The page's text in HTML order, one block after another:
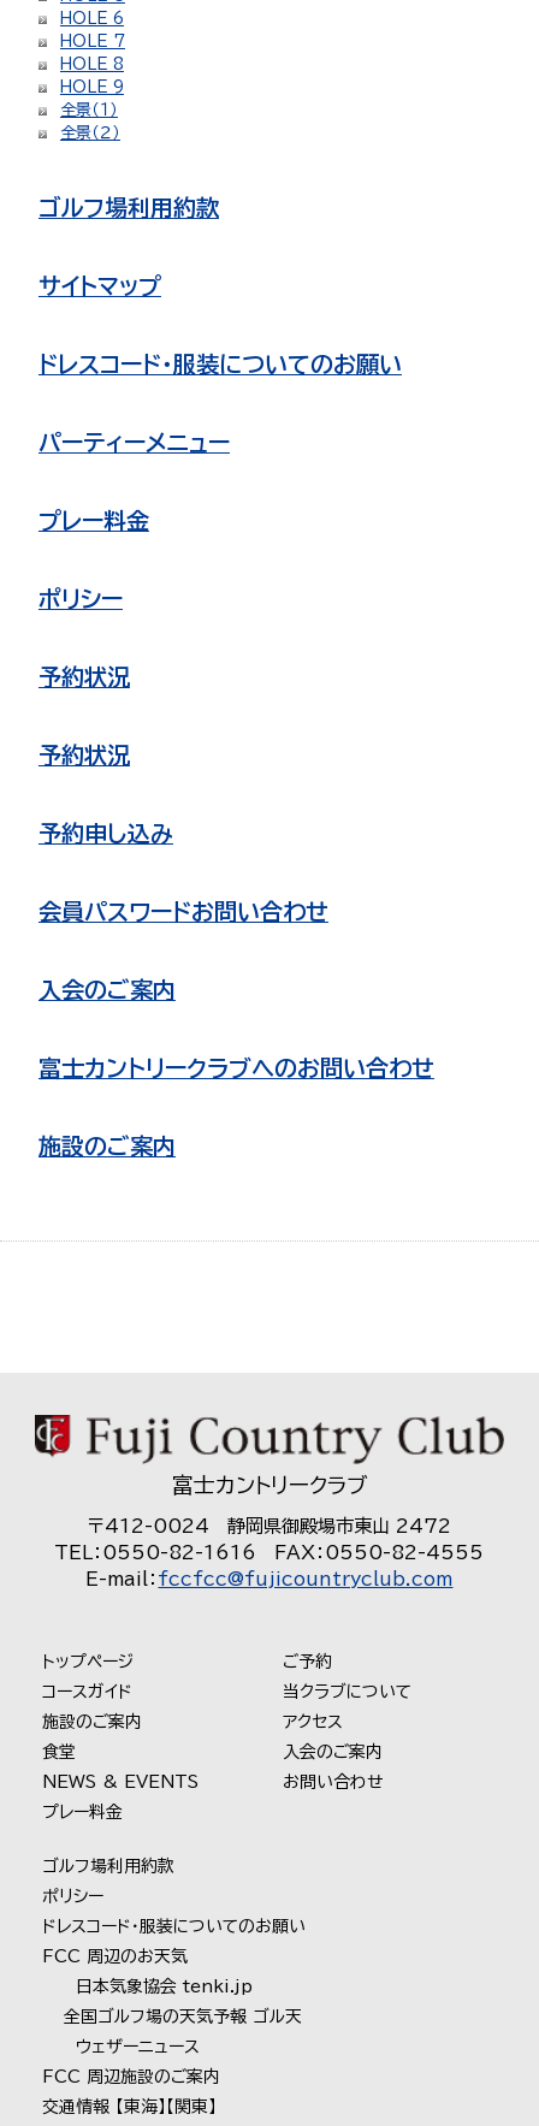
HOLE 6
HOLE 7
HOLE 8
HOLE 9
全景（１）
全景（２）
ゴルフ場利用約款
サイトマップ
ドレスコード・服装についてのお願い
パーティーメニュー
プレー料金
ポリシー
予約状況
予約状況
予約申し込み
会員パスワードお問い合わせ
入会のご案内
富士カントリークラブへのお問い合わせ
施設のご案内
富士カントリークラブ
〒412-0024 静岡県御殿場市東山 2472
TEL：0550-82-1616 FAX：0550-82-4555
E-mail： fccfcc@fujicountryclub.com
トップページ
コースガイド
施設のご案内
食堂
NEWS & EVENTS
プレー料金
ご予約
当クラブについて
アクセス
入会のご案内
お問い合わせ
ゴルフ場利用約款
ポリシー
ドレスコード・服装についてのお願い
FCC 周辺のお天気
日本気象協会 tenki.jp
全国ゴルフ場の天気予報 ゴル天
ウェザーニュース
FCC 周辺施設のご案内
交通情報 【東海】 【関東】